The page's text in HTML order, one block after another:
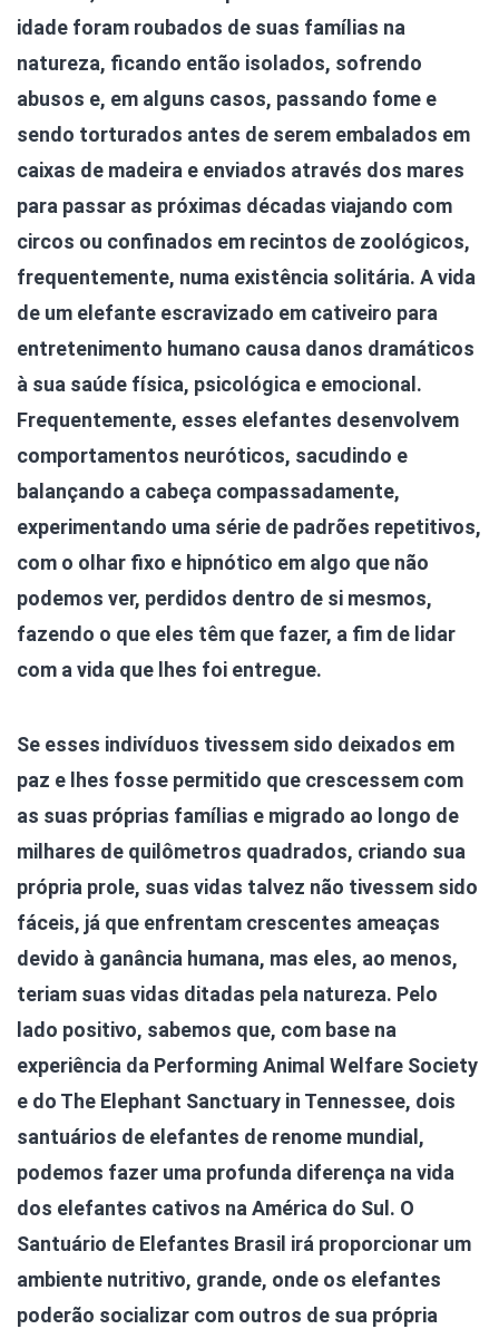
idade foram roubados de suas famílias na
natureza, ficando então isolados, sofrendo
abusos e, em alguns casos, passando fome e
sendo torturados antes de serem embalados em
caixas de madeira e enviados através dos mares
para passar as próximas décadas viajando com
circos ou confinados em recintos de zoológicos,
frequentemente, numa existência solitária. A vida
de um elefante escravizado em cativeiro para
entretenimento humano causa danos dramáticos
à sua saúde física, psicológica e emocional.
Frequentemente, esses elefantes desenvolvem
comportamentos neuróticos, sacudindo e
balançando a cabeça compassadamente,
experimentando uma série de padrões repetitivos,
com o olhar fixo e hipnótico em algo que não
podemos ver, perdidos dentro de si mesmos,
fazendo o que eles têm que fazer, a fim de lidar
com a vida que lhes foi entregue.
Se esses indivíduos tivessem sido deixados em
paz e lhes fosse permitido que crescessem com
as suas próprias famílias e migrado ao longo de
milhares de quilômetros quadrados, criando sua
própria prole, suas vidas talvez não tivessem sido
fáceis, já que enfrentam crescentes ameaças
devido à ganância humana, mas eles, ao menos,
teriam suas vidas ditadas pela natureza. Pelo
lado positivo, sabemos que, com base na
experiência da Performing Animal Welfare Society
e do The Elephant Sanctuary in Tennessee, dois
santuários de elefantes de renome mundial,
podemos fazer uma profunda diferença na vida
dos elefantes cativos na América do Sul. O
Santuário de Elefantes Brasil irá proporcionar um
ambiente nutritivo, grande, onde os elefantes
poderão socializar com outros de sua própria